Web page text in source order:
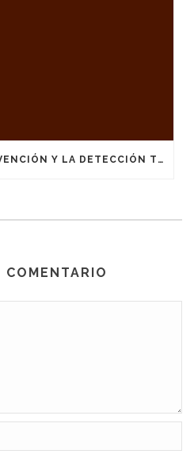
CÁNCER ORAL: LA PREVENCIÓN Y LA DETECCIÓN TEMPRANA SON LA CLAVE
COMENTARIO